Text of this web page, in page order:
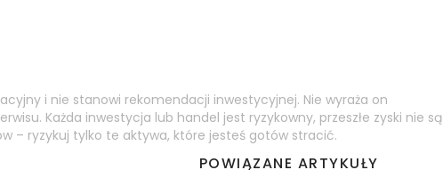
i nie stanowi rekomendacji inwestycyjnej. Nie wyraża on
Każda inwestycja lub handel jest ryzykowny, przeszłe zyski nie są
– ryzykuj tylko te aktywa, które jesteś gotów stracić.
POWIĄZANE ARTYKUŁY